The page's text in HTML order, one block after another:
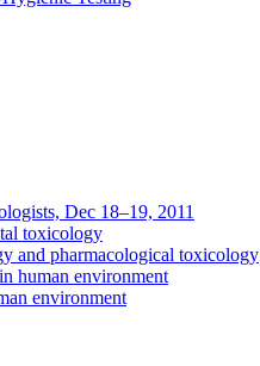
Dec 18–19, 2011
toxicology
and pharmacological toxicology
human environment
environment